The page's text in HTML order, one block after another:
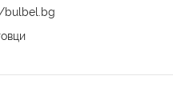
bulbel.bg